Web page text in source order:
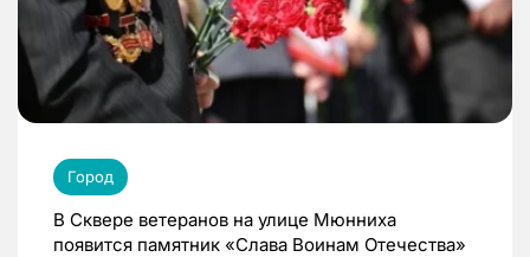
Город
В Сквере ветеранов на улице Мюнниха
появится памятник «Слава Воинам Отечества»